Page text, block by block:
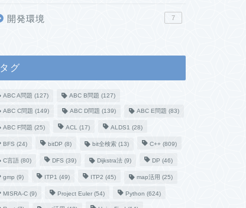
開発環境 7
タグ
ABC A問題 (127) ABC B問題 (127)
ABC C問題 (149) ABC D問題 (139) ABC E問題 (83)
ABC F問題 (25) ACL (17) ALDS1 (28)
BFS (24) bitDP (8) bit全検索(13) C++(809)
C言語(80) DFS (39) Dijkstra法(9) DP (46)
gmp (9) ITP1 (49) ITP2 (45) map活用 (25)
MISRA-C(9) Project Euler(54) Python (624)